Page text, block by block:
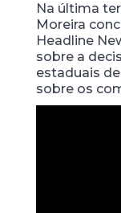
Na última
Moreira
Headline
sobre a
estaduais
sobre os